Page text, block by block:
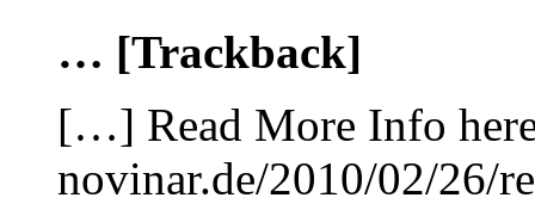
… [Trackback]
[…] Read More Info
novinar.de/2010/02/